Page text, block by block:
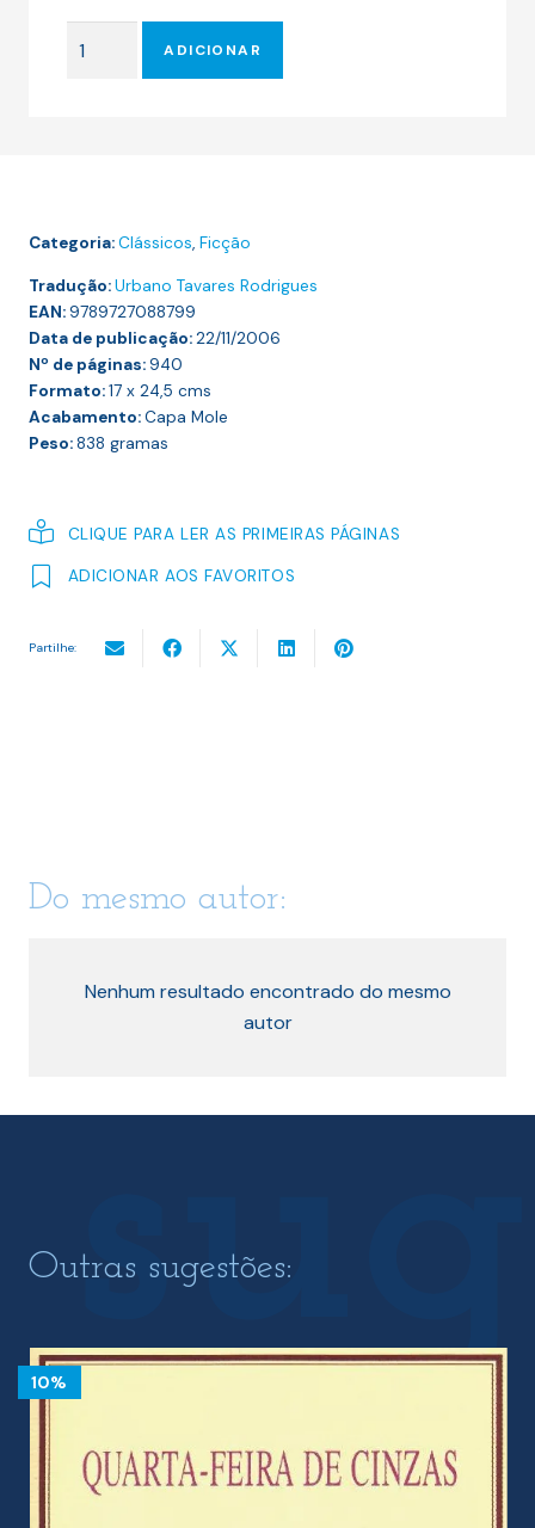
original
era:
40.39 €.
atual
36.35 €.
ADICIONAR
Categoria:Clássicos, Ficção
Tradução:Urbano Tavares Rodrigues
EAN:9789727088799
Data de publicação:22/11/2006
Nº de páginas:940
Formato:17 x 24,5 cms
Acabamento:Capa Mole
Peso:838 gramas
CLIQUE PARA LER AS PRIMEIRAS PÁGINAS
ADICIONAR AOS FAVORITOS
Partilhe:
Do mesmo autor:
Nenhum resultado encontrado do mesmo
autor
Outras sugestões:
10%